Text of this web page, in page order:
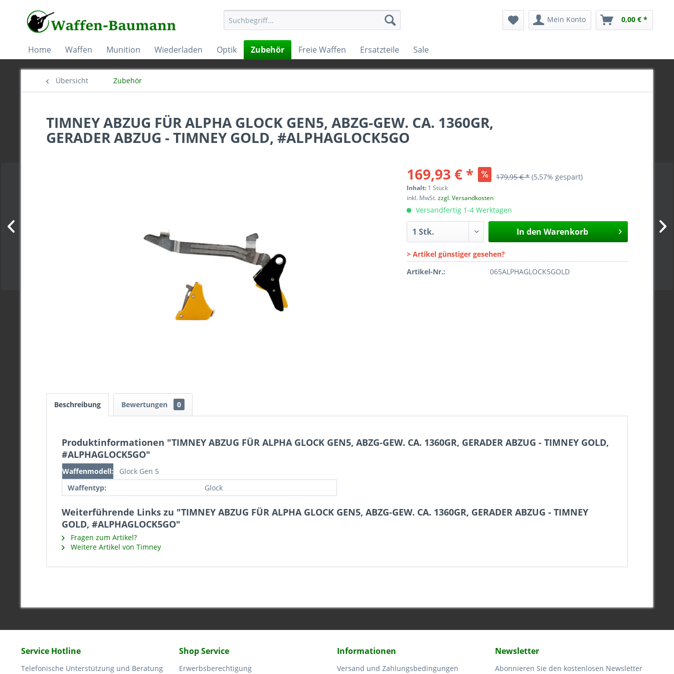
Mein Konto 0,00 € *
Home Waffen Munition Wiederladen Optik Zubehör Freie Waffen Ersatzteile Sale
Übersicht Zubehör
TIMNEY ABZUG FÜR ALPHA GLOCK GEN5, ABZG-GEW. CA. 1360GR,
GERADER ABZUG - TIMNEY GOLD, #ALPHAGLOCK5GO
169,93 € *
179,95 € * (5,57% gespart)
Inhalt: 1 Stück
inkl. MwSt.zzgl. Versandkosten
Versandfertig 1-4 Werktagen
In den Warenkorb
> Artikel günstiger gesehen?
Artikel-Nr.:
065ALPHAGLOCK5GOLD
Beschreibung Bewertungen 0
Produktinformationen "TIMNEY ABZUG FÜR ALPHA GLOCK GEN5, ABZG-GEW. CA. 1360GR, GERADER ABZUG - TIMNEY GOLD,
#ALPHAGLOCK5GO"
Waffenmodell:
Glock Gen 5
Waffentyp:
Glock
Weiterführende Links zu "TIMNEY ABZUG FÜR ALPHA GLOCK GEN5, ABZG-GEW. CA. 1360GR, GERADER ABZUG - TIMNEY
GOLD, #ALPHAGLOCK5GO"
Fragen zum Artikel?
Weitere Artikel von Timney
Service Hotline
Telefonische Unterstützung und Beratung
Shop Service
Erwerbsberechtigung
Informationen
Versand und Zahlungsbedingungen
Newsletter
Abonnieren Sie den kostenlosen Newsletter